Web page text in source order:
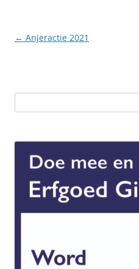
Berichtnavigatie
← Anjeractie 2021
naar: